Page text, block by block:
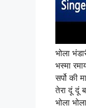
भोला
भस्मा
सर्पो की
तेरा दूं दूं
भोला